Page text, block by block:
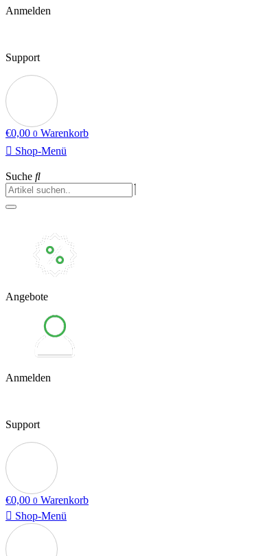
Anmelden
Support
€0,00 0 Warenkorb
Shop-Menü
Suche
Angebote
Anmelden
Support
€0,00 0 Warenkorb
Shop-Menü